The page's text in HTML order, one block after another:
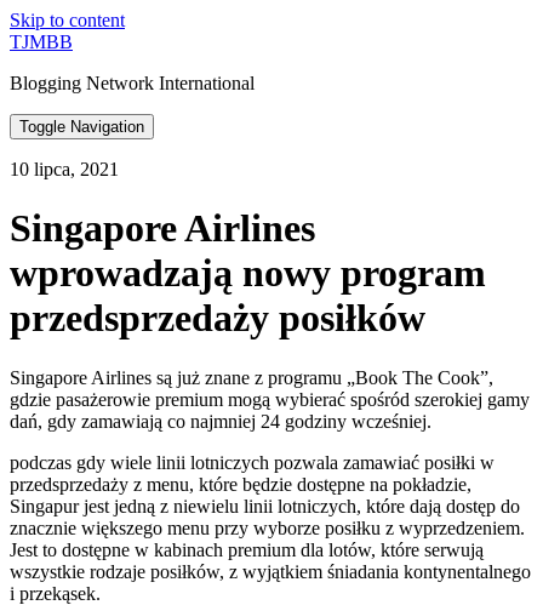
Skip to content
TJMBB
Blogging Network International
Toggle Navigation
10 lipca, 2021
Singapore Airlines
wprowadzają nowy program
przedsprzedaży posiłków
Singapore Airlines są już znane z programu „Book The Cook”,
gdzie pasażerowie premium mogą wybierać spośród szerokiej gamy
dań, gdy zamawiają co najmniej 24 godziny wcześniej.
podczas gdy wiele linii lotniczych pozwala zamawiać posiłki w
przedsprzedaży z menu, które będzie dostępne na pokładzie,
Singapur jest jedną z niewielu linii lotniczych, które dają dostęp do
znacznie większego menu przy wyborze posiłku z wyprzedzeniem.
Jest to dostępne w kabinach premium dla lotów, które serwują
wszystkie rodzaje posiłków, z wyjątkiem śniadania kontynentalnego
i przekąsek.